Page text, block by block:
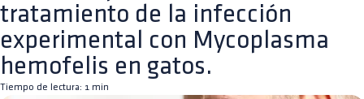
tratamiento de la infección
experimental con Mycoplasma
hemofelis en gatos.
Tiempo de lectura: 1 min